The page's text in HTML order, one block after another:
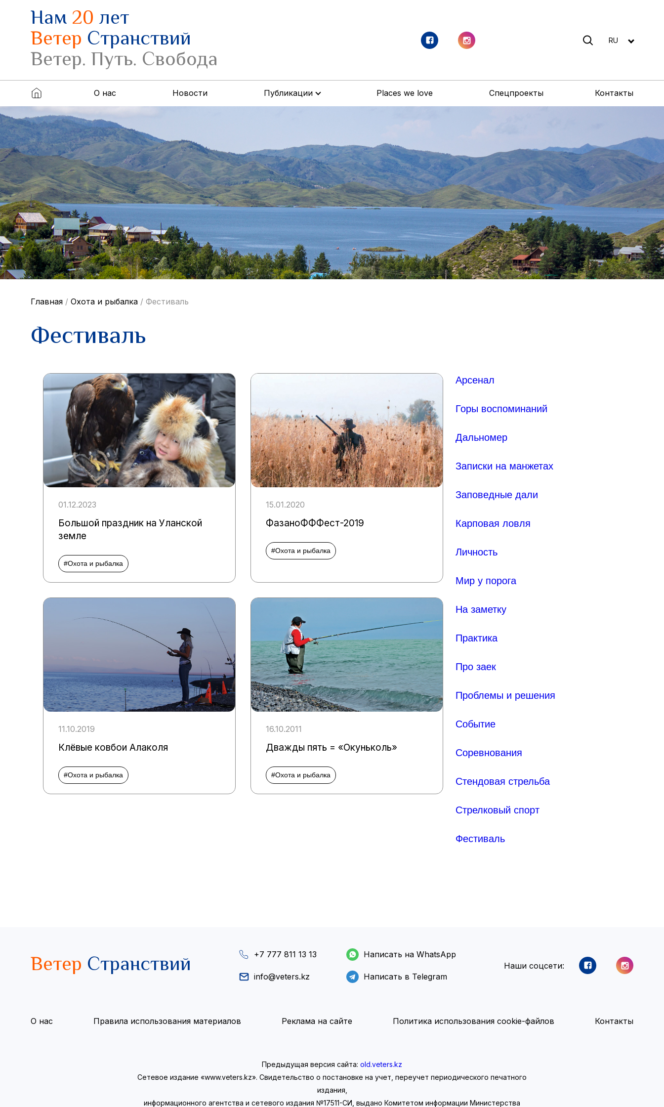
Нам20лет
Ветер Странствий
Ветер. Путь. Свобода
RU
О нас Новости Публикации Places we love Спецпроекты Контакты
Главная / Охота и рыбалка / Фестиваль
Фестиваль
01.12.2023
Большой праздник на Уланской
земле
#Охота и рыбалка
15.01.2020
ФазаноФФФест-2019
#Охота и рыбалка
11.10.2019
Клёвые ковбои Алаколя
#Охота и рыбалка
16.10.2011
Дважды пять = «Окуньколь»
#Охота и рыбалка
Арсенал
Горы воспоминаний
Дальномер
Записки на манжетах
Заповедные дали
Карповая ловля
Личность
Мир у порога
На заметку
Практика
Про заек
Проблемы и решения
Событие
Соревнования
Стендовая стрельба
Стрелковый спорт
Фестиваль
Ветер Странствий +7 777 811 13 13
info@veters.kz
Написать на WhatsApp
Написать в Telegram
Наши соцсети:
О нас Правила использования материалов Реклама на сайте Политика использования cookie-файлов Контакты
Предыдущая версия сайта: old.veters.kz
Сетевое издание «www.veters.kz». Свидетельство о постановке на учет, переучет периодического печатного
издания,
информационного агентства и сетевого издания №17511-СИ, выдано Комитетом информации Министерства